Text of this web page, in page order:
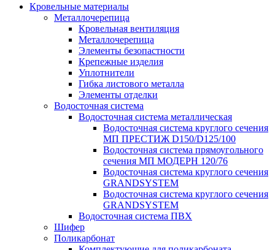
Кровельные материалы
Металлочерепица
Кровельная вентиляция
Металлочерепица
Элементы безопастности
Крепежные изделия
Уплотнители
Гибка листового металла
Элементы отделки
Водосточная система
Водосточная система металлическая
Водосточная система круглого сечения
МП ПРЕСТИЖ D150/D125/100
Водосточная система прямоугольного
сечения МП МОДЕРН 120/76
Водосточная система круглого сечения
GRANDSYSTEM
Водосточная система круглого сечения
GRANDSYSTEM
Водосточная система ПВХ
Шифер
Поликарбонат